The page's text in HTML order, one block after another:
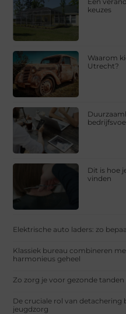
keuzes
Waarom
Utrecht?
Dit is hoe
vinden
Elektrische auto laders: zo
Klassiek bureau combineren
harmonieus geheel
Zo zorg je voor gezonde
De cruciale rol van detachering
jeugdzorg